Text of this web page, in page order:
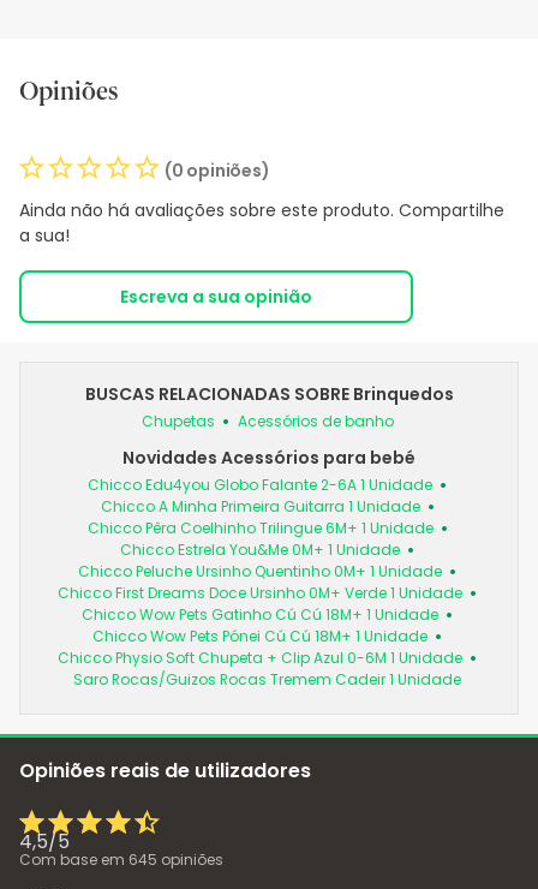
Opiniões
(0 opiniões)
Ainda não há avaliações sobre este produto. Compartilhe
a sua!
Escreva a sua opinião
BUSCAS RELACIONADAS SOBRE Brinquedos
Chupetas Acessórios de banho
Novidades Acessórios para bebé
Chicco Edu4you Globo Falante 2-6A 1 Unidade
Chicco A Minha Primeira Guitarra 1 Unidade
Chicco Pêra Coelhinho Trilingue 6M+ 1 Unidade
Chicco Estrela You&Me 0M+ 1 Unidade
Chicco Peluche Ursinho Quentinho 0M+ 1 Unidade
Chicco First Dreams Doce Ursinho 0M+ Verde 1 Unidade
Chicco Wow Pets Gatinho Cú Cú 18M+ 1 Unidade
Chicco Wow Pets Pónei Cú Cú 18M+ 1 Unidade
Chicco Physio Soft Chupeta + Clip Azul 0-6M 1 Unidade
Saro Rocas/Guizos Rocas Tremem Cadeir 1 Unidade
Opiniões reais de utilizadores
4,5/5
Com base em 645 opiniões